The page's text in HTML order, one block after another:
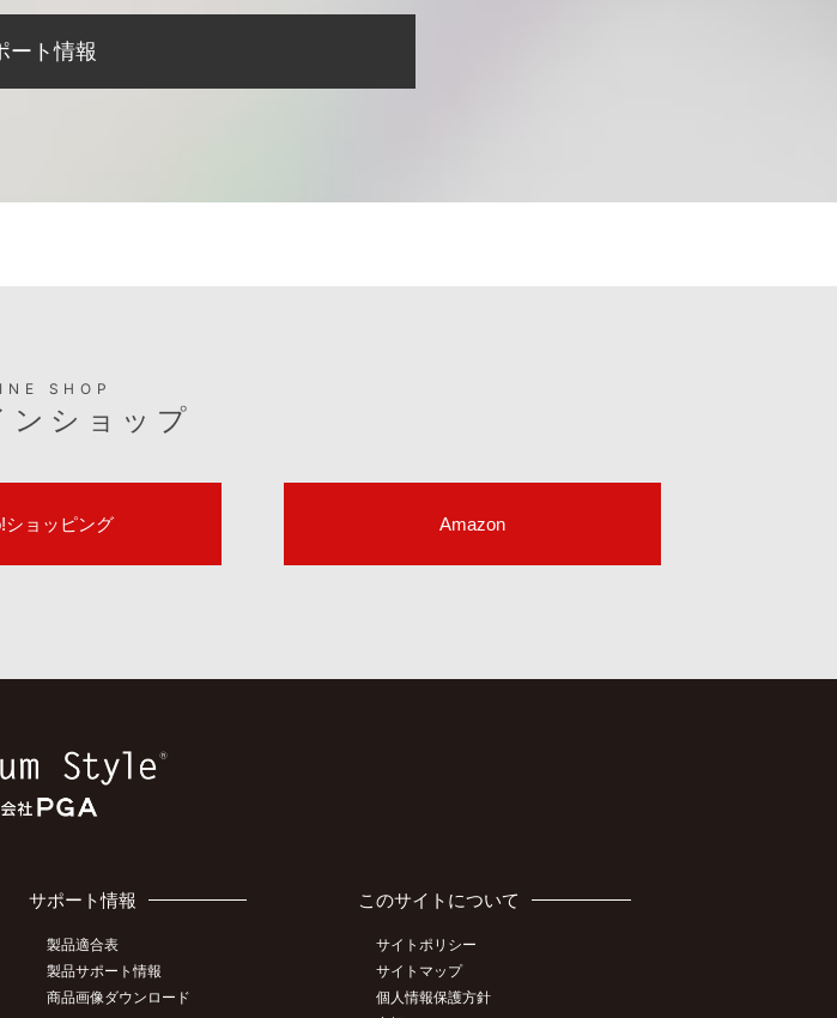
ート情報
SHOP
ンショップ
ショッピング Amazon
サポート情報
製品適合表
製品サポート情報
商品画像ダウンロード
このサイトについて
サイトポリシー
サイトマップ
個人情報保護方針